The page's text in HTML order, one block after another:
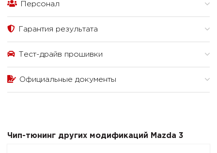
Персонал
Гарантия результата
Тест-драйв прошивки
Официальные документы
Чип-тюнинг других модификаций Mazda 3